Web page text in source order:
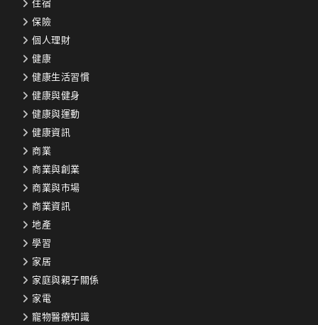
住宿
保險
個人理財
健康
健康生活習慣
健康與健身
健康與運動
健康資訊
商業
商業與創業
商業與市場
商業資訊
地產
學習
家居
家庭與親子關係
家電
寵物醫療知識